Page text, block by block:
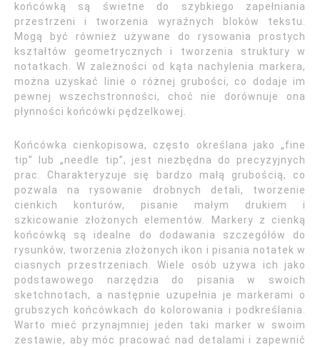
końcówką są świetne do szybkiego zapełniania
przestrzeni i tworzenia wyraźnych bloków tekstu.
Mogą być również używane do rysowania prostych
kształtów geometrycznych i tworzenia struktury w
notatkach. W zależności od kąta nachylenia markera,
można uzyskać linie o różnej grubości, co dodaje im
pewnej wszechstronności, choć nie dorównuje ona
płynności końcówki pędzelkowej.
Końcówka cienkopisowa, często określana jako „fine
tip” lub „needle tip”, jest niezbędna do precyzyjnych
prac. Charakteryzuje się bardzo małą grubością, co
pozwala na rysowanie drobnych detali, tworzenie
cienkich konturów, pisanie małym drukiem i
szkicowanie złożonych elementów. Markery z cienką
końcówką są idealne do dodawania szczegółów do
rysunków, tworzenia złożonych ikon i pisania notatek w
ciasnych przestrzeniach. Wiele osób używa ich jako
podstawowego narzędzia do pisania w swoich
sketchnotach, a następnie uzupełnia je markerami o
grubszych końcówkach do kolorowania i podkreślania.
Warto mieć przynajmniej jeden taki marker w swoim
zestawie, aby móc pracować nad detalami i zapewnić